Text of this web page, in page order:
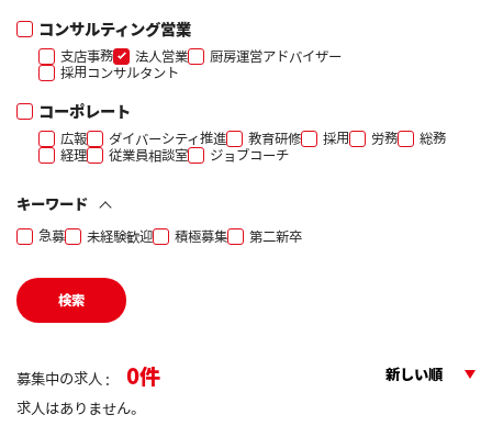
コンサルティング営業
支店事務 法人営業
厨房運営アドバイザー
採用コンサルタント
コーポレート
広報 ダイバーシティ推進 教育研修 採用 労務
総務
経理
従業員相談室 ジョブコーチ
キーワード
急募 未経験歓迎 積極募集 第二新卒
検索
募集中の求人 : 0 新しい順
求人はありません。